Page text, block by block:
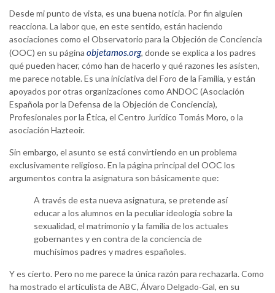
Desde mi punto de vista, es una buena noticia. Por fin alguien
reacciona. La labor que, en este sentido, están haciendo
asociaciones como el Observatorio para la Objeción de Conciencia
(OOC) en su página objetamos.org, donde se explica a los padres
qué pueden hacer, cómo han de hacerlo y qué razones les asisten,
me parece notable. Es una iniciativa del Foro de la Familia, y están
apoyados por otras organizaciones como ANDOC (Asociación
Española por la Defensa de la Objeción de Conciencia),
Profesionales por la Ética, el Centro Jurídico Tomás Moro, o la
asociación Hazteoir.
Sin embargo, el asunto se está convirtiendo en un problema
exclusivamente religioso. En la página principal del OOC los
argumentos contra la asignatura son básicamente que:
A través de esta nueva asignatura, se pretende así
educar a los alumnos en la peculiar ideología sobre la
sexualidad, el matrimonio y la familia de los actuales
gobernantes y en contra de la conciencia de
muchísimos padres y madres españoles.
Y es cierto. Pero no me parece la única razón para rechazarla. Como
ha mostrado el articulista de ABC, Álvaro Delgado-Gal, en su